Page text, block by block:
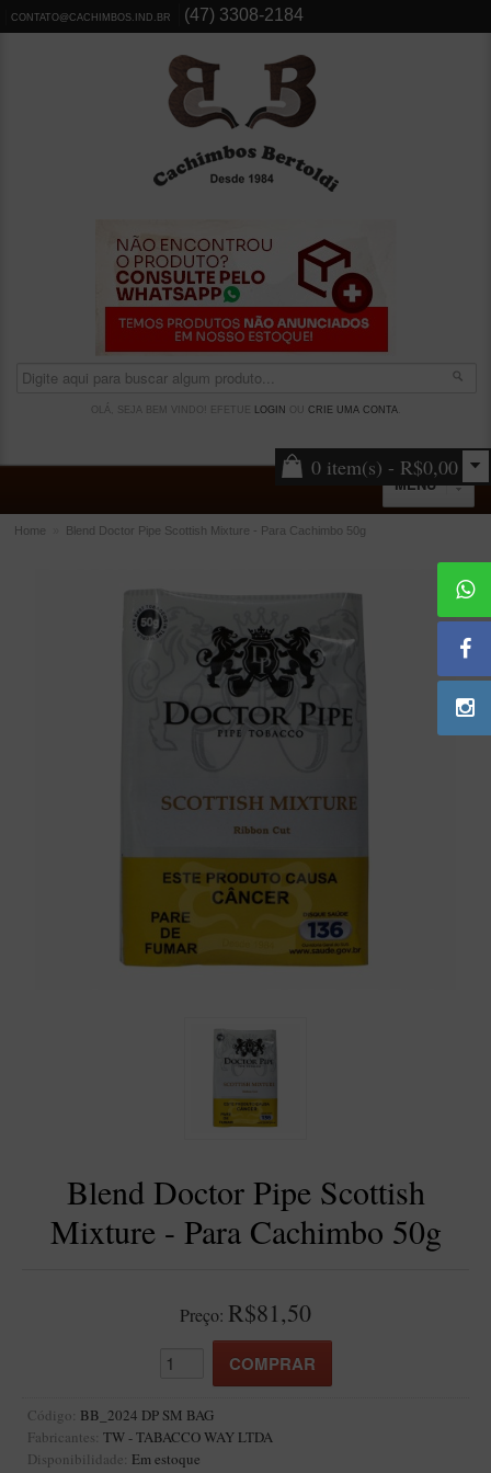
CONTATO@CACHIMBOS.IND.BR (47) 3308-2184
OLÁ, SEJA BEM VINDO! EFETUE LOGIN CRIE UMA CONTA.
0 item(s) - R$0,00
MENU
Dichavadores
Filtros para Cachimbo
Suportes Bertoldi para Cachimbos
Limpadores para Cachimbo
Cortadores de Charuto
Doctor Pipe
Geróss
Finamore
LINHA IDELFONSO BERTOLDI
Home Blend Doctor Pipe Scottish Mixture - Para Cachimbo 50g
Blend Doctor Pipe Scottish
Mixture - Para Cachimbo 50g
Preço: R$81,50
Código: BB_2024 DP SM BAG
Fabricantes: TW - TABACCO WAY LTDA
Disponibilidade: Em estoque